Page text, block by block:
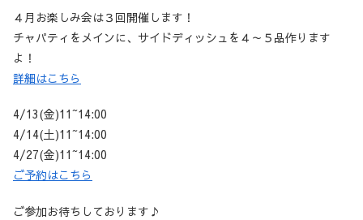
４月お楽しみ会は３回開催します！
チャパティをメインに、サイドディッシュを４～５品作ります
よ！
詳細はこちら
4/13(金)11~14:00
4/14(土)11~14:00
4/27(金)11~14:00
ご予約はこちら
ご参加お待ちしております♪